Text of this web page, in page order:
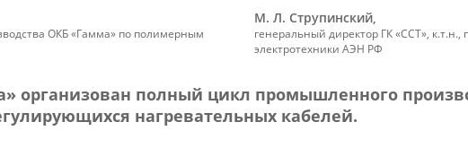
ОКБ «Гамма» по полимерным
М. Л. Струпинский,
генеральный директор ГК «ССТ», к.т.н.,
электротехники АЭН РФ
организован полный цикл промышленного
нагревательных кабелей.